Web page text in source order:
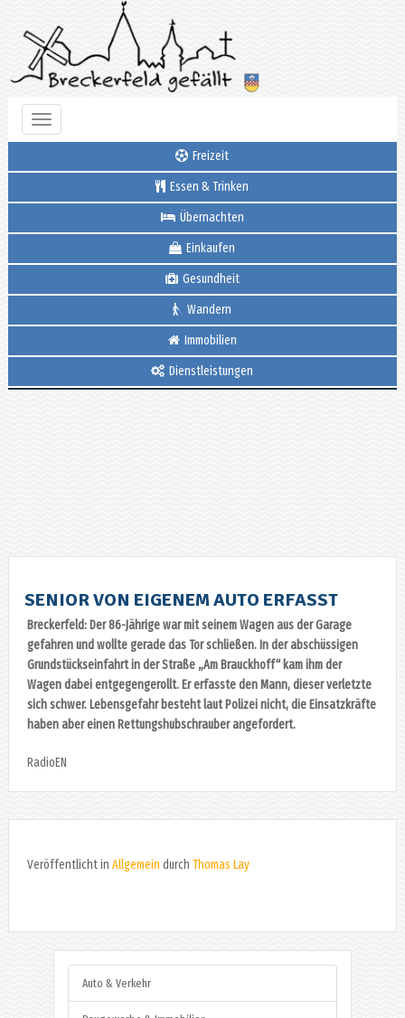
Toggle
navigation
Freizeit
Essen & Trinken
Übernachten
Einkaufen
Gesundheit
Wandern
Immobilien
Dienstleistungen
SENIOR VON EIGENEM AUTO ERFASST
Breckerfeld: Der 86-Jährige war mit seinem Wagen aus der Garage
gefahren und wollte gerade das Tor schließen. In der abschüssigen
Grundstückseinfahrt in der Straße „Am Brauckhoff“ kam ihm der
Wagen dabei entgegengerollt. Er erfasste den Mann, dieser verletzte
sich schwer. Lebensgefahr besteht laut Polizei nicht, die Einsatzkräfte
haben aber einen Rettungshubschrauber angefordert.
RadioEN
Veröffentlicht in Allgemein durch Thomas Lay
Auto & Verkehr